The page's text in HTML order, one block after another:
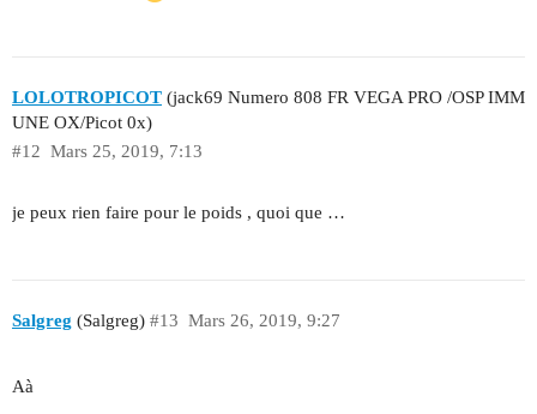
LOLOTROPICOT (jack69 Numero 808 FR VEGA PRO /OSP IMM
UNE OX/Picot 0x)
Mars 25, 2019, 7:13
#12
je peux rien faire pour le poids , quoi que …
Salgreg (Salgreg) Mars 26, 2019, 9:27
#13
Aà